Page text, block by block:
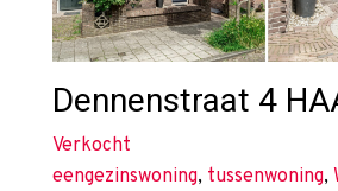
Dennenstraat 4
Verkocht
eengezinswoning, tussenwoning,